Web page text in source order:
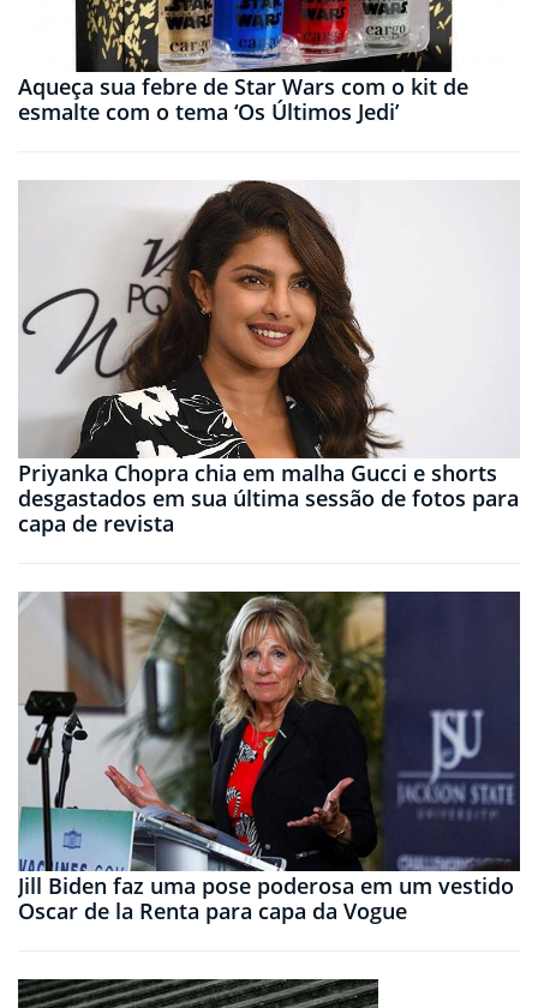
Aqueça sua febre de Star Wars com o kit de
esmalte com o tema ‘Os Últimos Jedi’
Priyanka Chopra chia em malha Gucci e shorts
desgastados em sua última sessão de fotos para
capa de revista
Jill Biden faz uma pose poderosa em um vestido
Oscar de la Renta para capa da Vogue